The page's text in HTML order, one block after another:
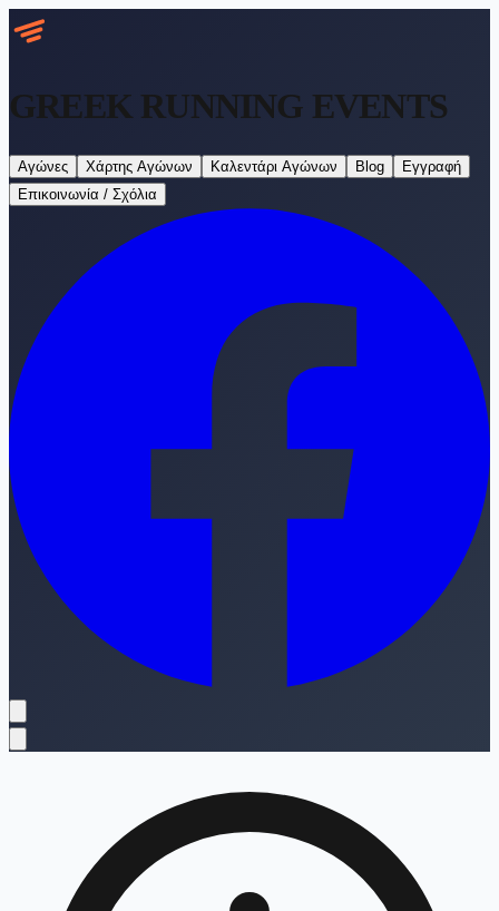
GREEK RUNNING EVENTS
Αγώνες Χάρτης Αγώνων Καλεντάρι Αγώνων Blog
Εγγραφή
Επικοινωνία / Σχόλια